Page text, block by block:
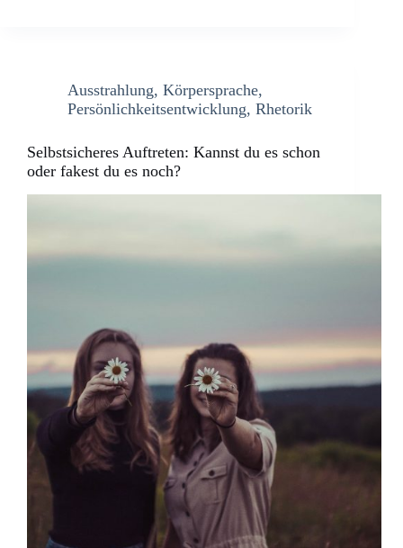
Ausstrahlung, Körpersprache,
Persönlichkeitsentwicklung, Rhetorik
Selbstsicheres Auftreten: Kannst du es schon
oder fakest du es noch?